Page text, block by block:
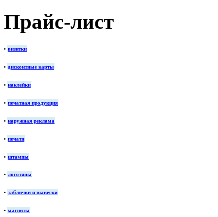
Прайс-лист
• визитки
• дисконтные карты
• наклейки
• печатная продукция
• наружная реклама
• печати
• штампы
• логотипы
• таблички и вывески
• магниты